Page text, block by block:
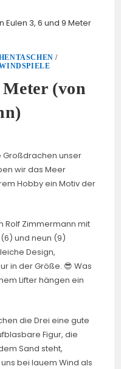
/
(von
Großdrachen unser
wir das Meer
Hobby ein Motiv der
Rolf Zimmermann mit
und neun (9)
Design,
in der Größe. 😎 Was
Lifter hängen ein
die Drei eine gute
Figur, die
Sand steht,
bei lauem Wind als